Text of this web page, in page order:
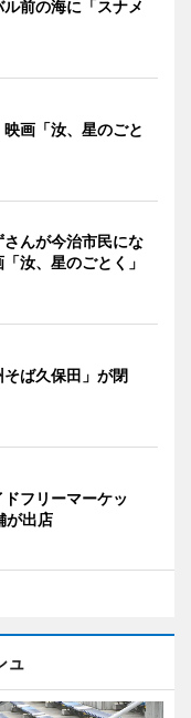
前の海に「スナメ
画「汝、星のごと
んが今治市民にな
汝、星のごとく」
ば久保田」が閉
フリーマーケッ
が出店
ュ